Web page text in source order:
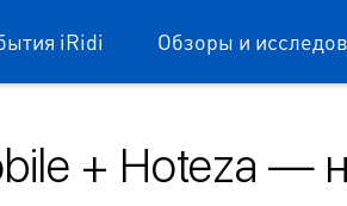
iRidi Обзоры и
+ Hoteza —